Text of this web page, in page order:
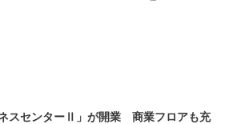
ネスセンターⅡ」が開業 商業フロアも充